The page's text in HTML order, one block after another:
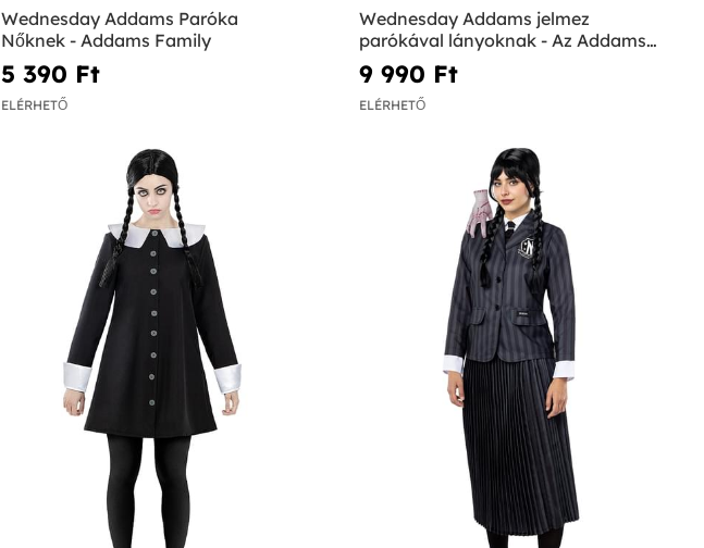
Wednesday Addams Paróka
Nőknek - Addams Family
5 390 Ft‎
ELÉRHETŐ
Wednesday Addams jelmez
parókával lányoknak - Az Addams
család
9 990 Ft‎
ELÉRHETŐ